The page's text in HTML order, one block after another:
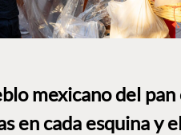
mexicano del pan
en cada esquina y